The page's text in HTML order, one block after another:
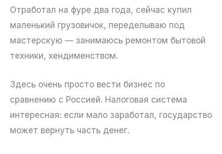
Отработал на фуре два года, сейчас купил
маленький грузовичок, переделываю под
мастерскую — занимаюсь ремонтом бытовой
техники, хендименством.
Здесь очень просто вести бизнес по
сравнению с Россией. Налоговая система
интересная: если мало заработал, государство
может вернуть часть денег.